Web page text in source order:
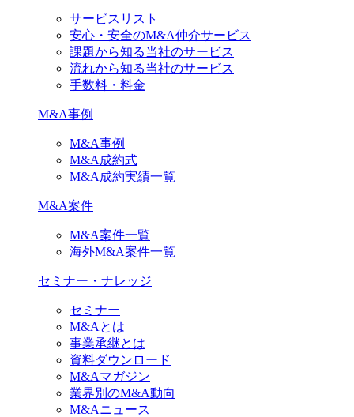
サービスリスト
安心・安全のM&A仲介サービス
課題から知る当社のサービス
流れから知る当社のサービス
手数料・料金
M&A事例
M&A事例
M&A成約式
M&A成約実績一覧
M&A案件
M&A案件一覧
海外M&A案件一覧
セミナー・ナレッジ
セミナー
M&Aとは
事業承継とは
資料ダウンロード
M&Aマガジン
業界別のM&A動向
M&Aニュース